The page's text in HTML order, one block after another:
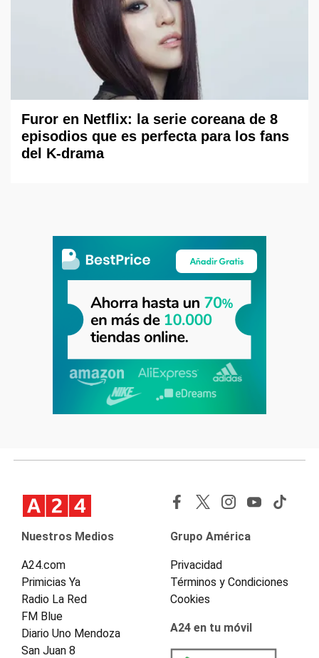
Furor en Netflix: la serie coreana de 8
episodios que es perfecta para los fans
del K-drama
Nuestros Medios
A24.com
Primicias Ya
Radio La Red
FM Blue
Diario Uno Mendoza
San Juan 8
Grupo América
Privacidad
Términos y Condiciones
Cookies
A24 en tu móvil